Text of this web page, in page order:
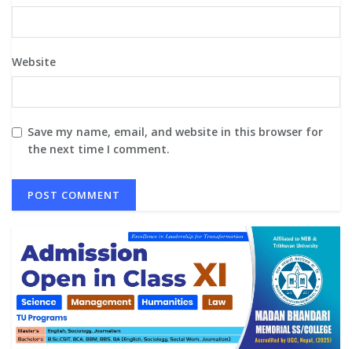
Website
Save my name, email, and website in this browser for
the next time I comment.